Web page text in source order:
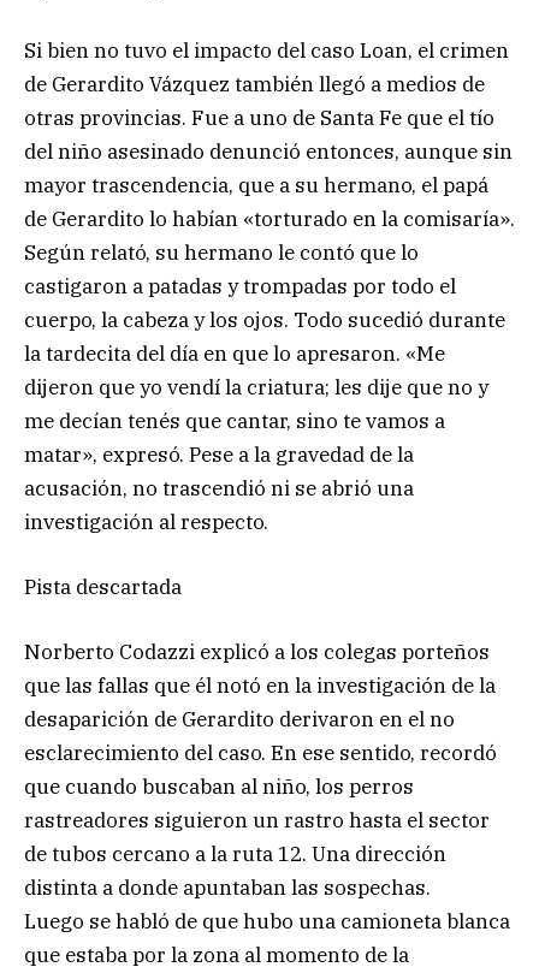
Si bien no tuvo el impacto del caso Loan, el crimen
de Gerardito Vázquez también llegó a medios de
otras provincias. Fue a uno de Santa Fe que el tío
del niño asesinado denunció entonces, aunque sin
mayor trascendencia, que a su hermano, el papá
de Gerardito lo habían «torturado en la comisaría».
Según relató, su hermano le contó que lo
castigaron a patadas y trompadas por todo el
cuerpo, la cabeza y los ojos. Todo sucedió durante
la tardecita del día en que lo apresaron. «Me
dijeron que yo vendí la criatura; les dije que no y
me decían tenés que cantar, sino te vamos a
matar», expresó. Pese a la gravedad de la
acusación, no trascendió ni se abrió una
investigación al respecto.
Pista descartada
Norberto Codazzi explicó a los colegas porteños
que las fallas que él notó en la investigación de la
desaparición de Gerardito derivaron en el no
esclarecimiento del caso. En ese sentido, recordó
que cuando buscaban al niño, los perros
rastreadores siguieron un rastro hasta el sector
de tubos cercano a la ruta 12. Una dirección
distinta a donde apuntaban las sospechas.
Luego se habló de que hubo una camioneta blanca
que estaba por la zona al momento de la